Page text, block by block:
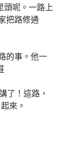
頭呢。一路上
把路修通
的事。他一
了！這路，
來。